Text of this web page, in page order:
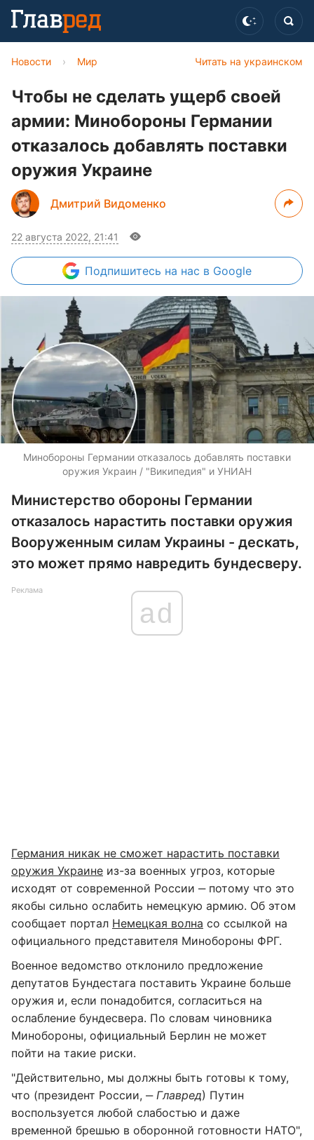
Читать на украинском
Новости › Мир
Чтобы не сделать ущерб своей
армии: Минобороны Германии
отказалось добавлять поставки
оружия Украине
Дмитрий Видоменко
22 августа 2022, 21:41
Подпишитесь на нас в Google
Минобороны Германии отказалось добавлять поставки
оружия Украин / "Википедия" и УНИАН
Министерство обороны Германии
отказалось нарастить поставки оружия
Вооруженным силам Украины - дескать,
это может прямо навредить бундесверу.
Реклама
ad
Германия никак не сможет нарастить поставки
оружия Украине из-за военных угроз, которые
исходят от современной России ‒ потому что это
якобы сильно ослабить немецкую армию. Об этом
сообщает портал Немецкая волна со ссылкой на
официального представителя Минобороны ФРГ.
Военное ведомство отклонило предложение
депутатов Бундестага поставить Украине больше
оружия и, если понадобится, согласиться на
ослабление бундесвера. По словам чиновника
Минобороны, официальный Берлин не может
пойти на такие риски.
"Действительно, мы должны быть готовы к тому,
что (президент России, ‒ Главред) Путин
воспользуется любой слабостью и даже
временной брешью в оборонной готовности НАТО",